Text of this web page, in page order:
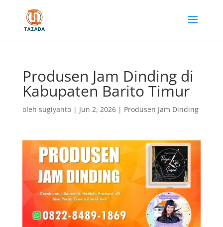
Produsen Jam Dinding di
Kabupaten Barito Timur
oleh sugiyanto| Jun 2, 2026| Produsen Jam Dinding